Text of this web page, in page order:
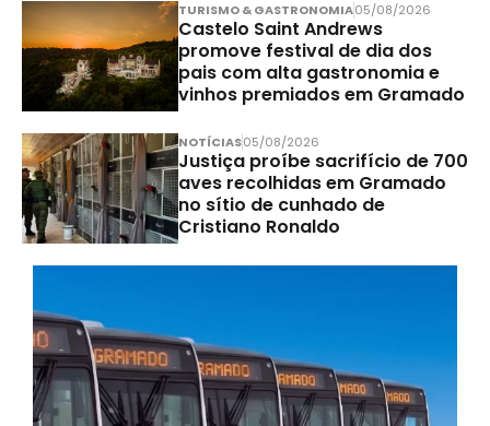
TURISMO & GASTRONOMIA05/08/2026
Castelo Saint Andrews
promove festival de dia dos
pais com alta gastronomia e
vinhos premiados em Gramado
NOTÍCIAS05/08/2026
Justiça proíbe sacrifício de 700
aves recolhidas em Gramado
no sítio de cunhado de
Cristiano Ronaldo